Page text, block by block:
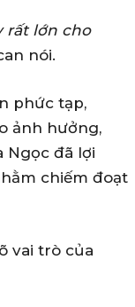
rất lớn cho
nói.
phức tạp,
ảnh hưởng,
Ngọc đã lợi
chiếm đoạt
vai trò của